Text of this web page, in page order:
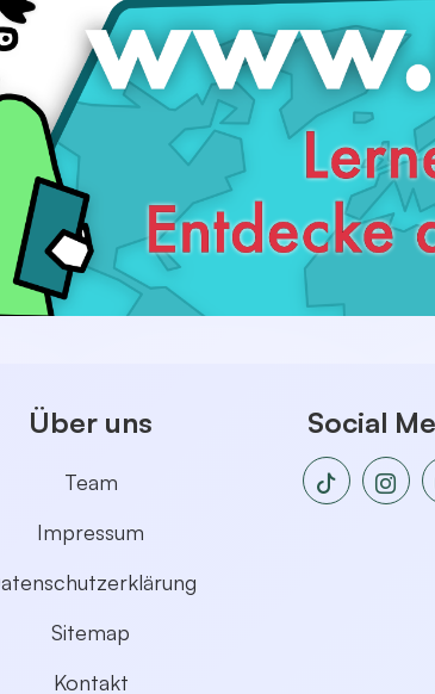
Über uns
Team
Impressum
Sitemap
Kontakt
Social